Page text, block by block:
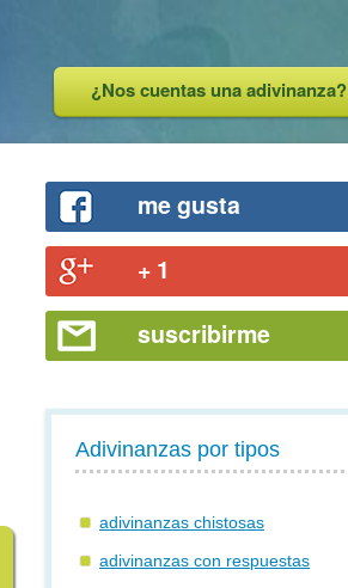
¿Nos cuentas una adivinanza?
me gusta
+ 1
suscribirme
Adivinanzas por tipos
adivinanzas chistosas
adivinanzas con respuestas